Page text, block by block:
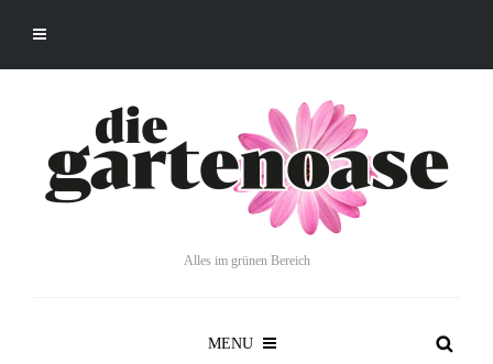
Alles im grünen Bereich
MENU